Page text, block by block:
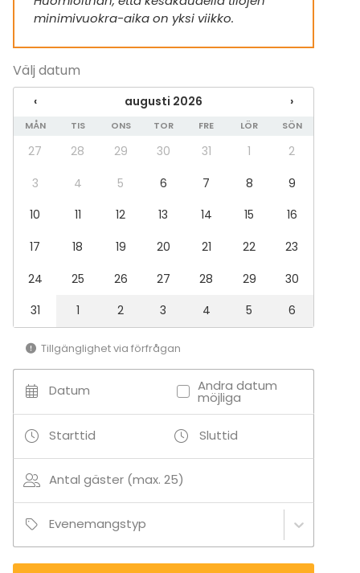
Handdukar
Evenemang
Fest
Bröllop
Spa / relax / bastu
Middag / Lunch
Konferens
Föreställning / show
Stuga / boende
Julbord / Julfest
Lokal
Herrgård / Villa
Terrass / Gårdsplan
Privatbostad
Aktiviteter
Båtturer / segling
Tilläggsuppgifter om tjänster och faciliteter
Liinavaatteet ja kylpypyyhkeet erillistä maksua
minimivuokra-aika on yksi viikko.
Välj datum
‹ augusti 2026 ›
MÅN TIS ONS TOR FRE LÖR SÖN
27 28 29 30 31 1
2
3
4 5 6 7 8
9
10
11 12 13 14 15
16
17
18 19 20 21 22
23
24
25 26 27 28 29
30
31
1 2 3 4 5 6
Tillgänglighet via förfrågan
Datum Andra datum
möjliga
Starttid Sluttid
Antal gäster (max. 25)
Evenemangstyp